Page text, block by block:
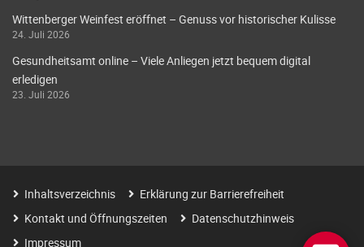
Wittenberger Weinfest eröffnet – Genuss vor historischer Kulisse
24. Juli 2026
Gesundheitsamt online – Viele Anliegen jetzt bequem digital
erledigen
23. Juli 2026
Inhaltsverzeichnis
Erklärung zur Barrierefreiheit
Kontakt und Öffnungszeiten
Datenschutzhinweis
Impressum